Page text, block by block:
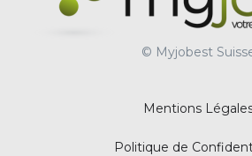
© Myjobest
Mentions
Politique de